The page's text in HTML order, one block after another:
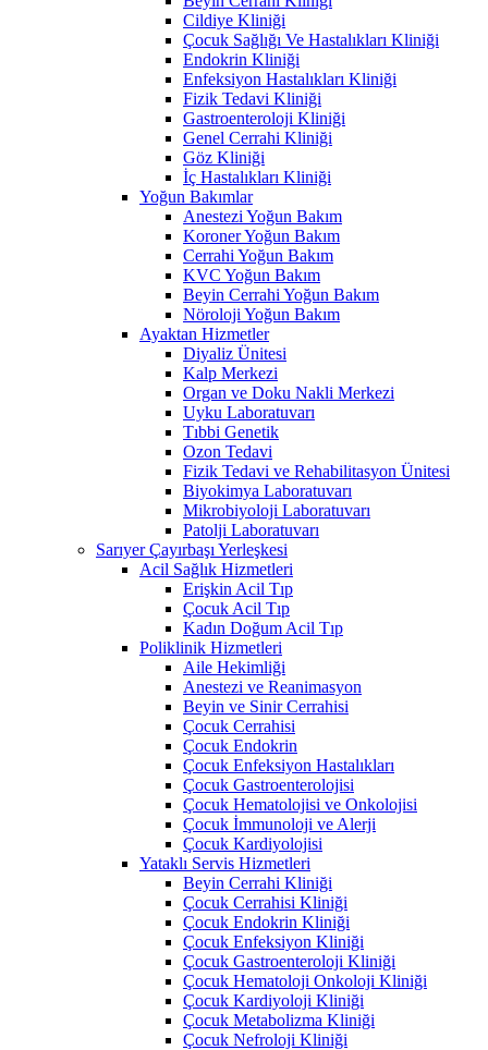
Cildiye Kliniği
Çocuk Sağlığı Ve Hastalıkları Kliniği
Endokrin Kliniği
Enfeksiyon Hastalıkları Kliniği
Fizik Tedavi Kliniği
Gastroenteroloji Kliniği
Genel Cerrahi Kliniği
Göz Kliniği
İç Hastalıkları Kliniği
Yoğun Bakımlar
Anestezi Yoğun Bakım
Koroner Yoğun Bakım
Cerrahi Yoğun Bakım
KVC Yoğun Bakım
Beyin Cerrahi Yoğun Bakım
Nöroloji Yoğun Bakım
Ayaktan Hizmetler
Diyaliz Ünitesi
Kalp Merkezi
Organ ve Doku Nakli Merkezi
Uyku Laboratuvarı
Tıbbi Genetik
Ozon Tedavi
Fizik Tedavi ve Rehabilitasyon Ünitesi
Biyokimya Laboratuvarı
Mikrobiyoloji Laboratuvarı
Patolji Laboratuvarı
Sarıyer Çayırbaşı Yerleşkesi
Acil Sağlık Hizmetleri
Erişkin Acil Tıp
Çocuk Acil Tıp
Kadın Doğum Acil Tıp
Poliklinik Hizmetleri
Aile Hekimliği
Anestezi ve Reanimasyon
Beyin ve Sinir Cerrahisi
Çocuk Cerrahisi
Çocuk Endokrin
Çocuk Enfeksiyon Hastalıkları
Çocuk Gastroenterolojisi
Çocuk Hematolojisi ve Onkolojisi
Çocuk İmmunoloji ve Alerji
Çocuk Kardiyolojisi
Yataklı Servis Hizmetleri
Beyin Cerrahi Kliniği
Çocuk Cerrahisi Kliniği
Çocuk Endokrin Kliniği
Çocuk Enfeksiyon Kliniği
Çocuk Gastroenteroloji Kliniği
Çocuk Hematoloji Onkoloji Kliniği
Çocuk Kardiyoloji Kliniği
Çocuk Metabolizma Kliniği
Çocuk Nefroloji Kliniği